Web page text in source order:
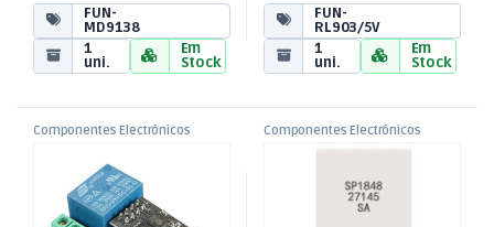
FUN-
MD9138
1
uni.
Em
Stock
FUN-
RL903/5V
1
uni.
Em
Stock
Componentes Electrónicos
Home c/ Controlo APP –
ESP8266
Componentes Electrónicos
Célula Peltier – 40x40mm –